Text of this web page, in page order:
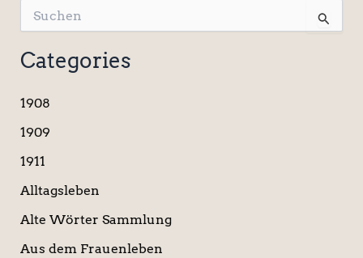
u
c
h
n
a
h
Categories
1908
1909
1911
Alltagsleben
Alte Wörter Sammlung
Aus dem Frauenleben